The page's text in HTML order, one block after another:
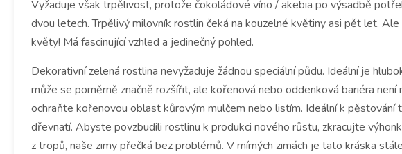
Vyžaduje však trpělivost, protože čokoládové víno / akebia po výsadbě
dvou letech. Trpělivý milovník rostlin čeká na kouzelné květiny asi pět let.
květy! Má fascinující vzhled a jedinečný pohled.
Dekorativní zelená rostlina nevyžaduje žádnou speciální půdu. Ideální je
může se poměrně značně rozšířit, ale kořenová nebo oddenková bariéra
ochraňte kořenovou oblast kůrovým mulčem nebo listím. Ideální k
dřevnatí. Abyste povzbudili rostlinu k produkci nového růstu, zkracujte
z tropů, naše zimy přečká bez problémů. V mírných zimách je tato kráska